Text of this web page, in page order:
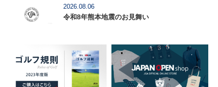
2026.08.06
令和8年熊本地震のお見舞い